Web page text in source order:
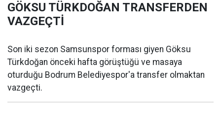
GÖKSU TÜRKDOĞAN TRANSFERDEN
VAZGEÇTİ
Son iki sezon Samsunspor forması giyen Göksu
Türkdoğan önceki hafta görüştüğü ve masaya
oturduğu Bodrum Belediyespor'a transfer olmaktan
vazgeçti.